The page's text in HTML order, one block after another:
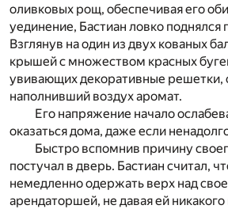
оливковых рощ, обеспечивая его
уединение, Бастиан ловко поднялся
Взглянув на один из двух кованых
крышей с множеством красных
увивающих декоративные решетки,
наполнивший воздух аромат.
Его напряжение начало
оказаться дома, даже если
Быстро вспомнив причину
постучал в дверь. Бастиан считал,
немедленно одержать верх над
арендаторшей, не давая ей